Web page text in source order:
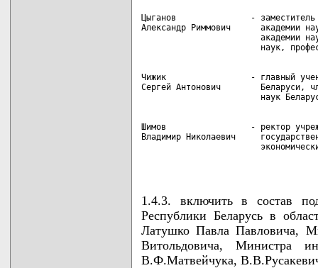
Цыганов               - заместитель
Александр Риммович      академии
академии
Чижик                 - главный ученый
Сергей Антонович        Беларуси,
Шимов                 - ректор
Владимир Николаевич
1.4.3. включить в состав
Республики Беларусь в
Латушко Павла Павловича,
Витольдовича, Министра
В.Ф.Матвейчука,